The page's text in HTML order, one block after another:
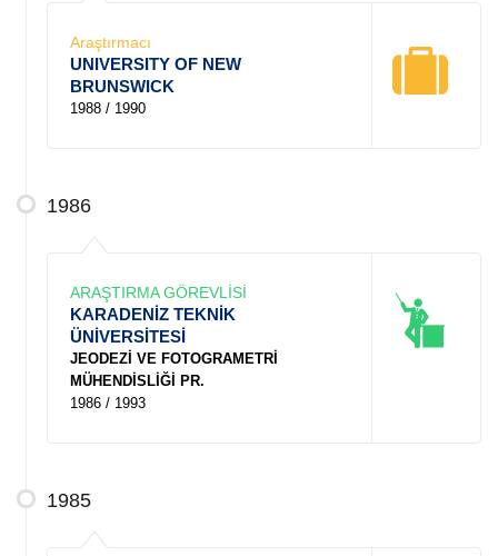
Araştırmacı
UNIVERSITY OF NEW
BRUNSWICK
1988 / 1990
1986
ARAŞTIRMA GÖREVLİSİ
KARADENİZ TEKNİK
ÜNİVERSİTESİ
JEODEZİ VE FOTOGRAMETRİ
MÜHENDİSLİĞİ PR.
1986 / 1993
1985